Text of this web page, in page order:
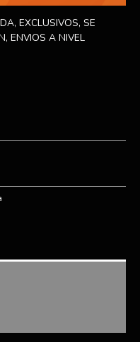
EXCLUSIVOS, SE
ENVIOS A NIVEL